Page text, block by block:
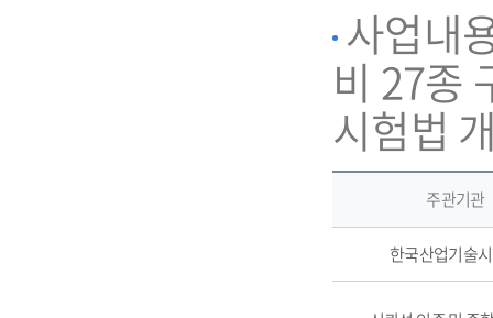
사업내
비 27종
시험법
주관기관
한국산업기술